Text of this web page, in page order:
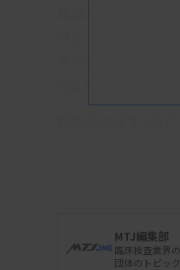
機構専門医の認
得る。がんゲノ
市中病院・診療
MTJ編集部
臨床検査業界
団体のトピッ